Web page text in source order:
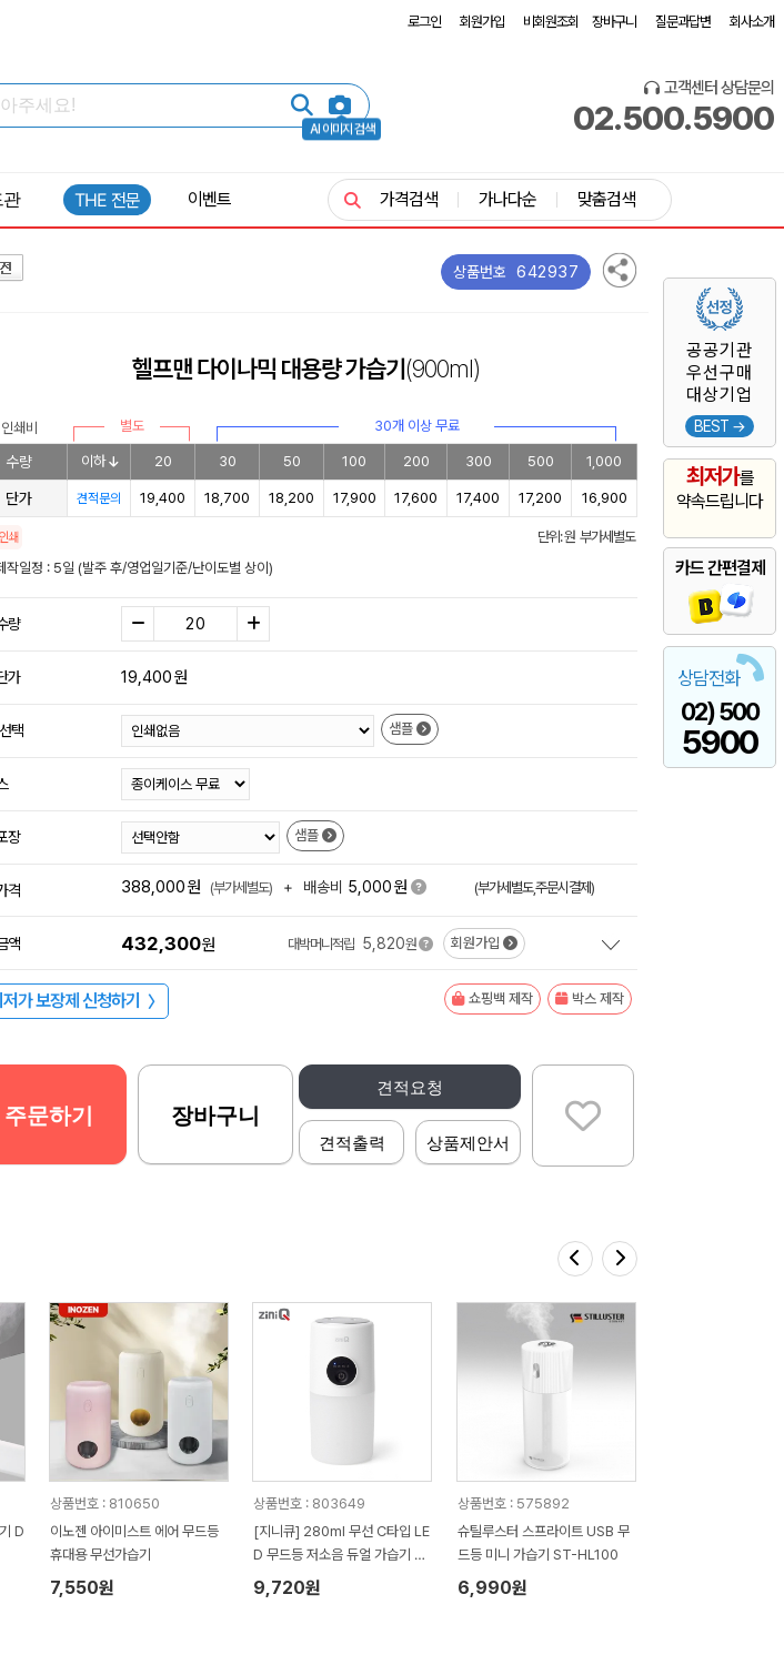
로그인 회원가입 비회원조회 장바구니 질문과답변 회사소개
AI 이미지 검색
고객센터 상담문의
02.500.5900
공공기관
우선구매
대상기업
BEST →
최저가를
약속드립니다
카드 간편결제
상담전화
02) 500
5900
관 THE 전문 이벤트 가격검색 가나다순 맞춤검색
상품번호 642937
헬프맨 다이나믹 대용량 가습기(900ml)
인쇄비 별도 30개 이상 무료
수량 이하 20 30 50 100 200 300 500 1,000
단가 견적문의 19,400 18,700 18,200 17,900 17,600 17,400 17,200 16,900
쇄
단위: 원 부가세별도
작일정 : 5일 (발주 후/영업일기준/난이도별 상이)
량
가 19,400원
택 샘플
장 샘플
격 388,000원 (부가세별도) + 배송비 5,000원 (부가세별도,주문시결제)
액 432,300원 대박머니적립 5,820원 회원가입
가 보장제 신청하기 〉 쇼핑백 제작 박스 제작
견적요청
견적출력 상품제안서
주문하기 장바구니
D
상품번호 : 810650
이노젠 아이미스트 에어 무드등
휴대용 무선가습기
7,550원
상품번호 : 803649
[지니큐] 280ml 무선 C타입 LE
D 무드등 저소음 듀얼 가습기 Z
Q-HX20 (78mm x 78,mm x
170mm / 209g)
9,720원
상품번호 : 575892
슈틸루스터 스프라이트 USB 무
드등 미니 가습기 ST-HL100
6,990원